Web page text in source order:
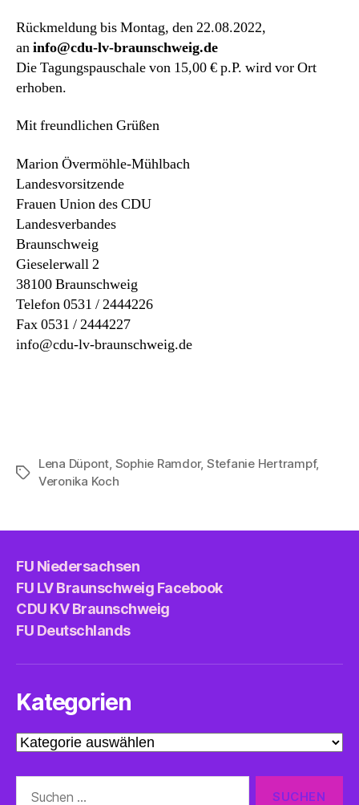
Rückmeldung bis Montag, den 22.08.2022,
aninfo@cdu-lv-braunschweig.de
Die Tagungspauschale von 15,00 € p.P. wird vor Ort
erhoben.
Mit freundlichen Grüßen
Marion Övermöhle-Mühlbach
Landesvorsitzende
Frauen Union des CDU
Landesverbandes
Braunschweig
Gieselerwall 2
38100 Braunschweig
Telefon 0531 / 2444226
Fax 0531 / 2444227
info@cdu-lv-braunschweig.de
Schlagwörter
Lena Düpont Sophie Ramdor, Stefanie Hertrampf,
Veronika Koch
FU Niedersachsen
FU LV Braunschweig Facebook
CDU KV Braunschweig
FU Deutschlands
Kategorien
Kategorien
nach: